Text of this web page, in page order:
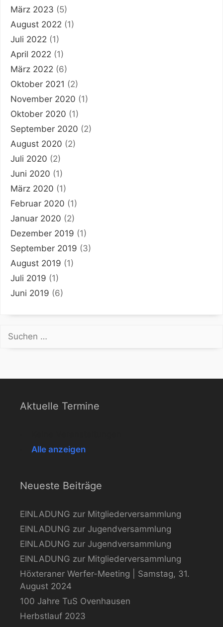
März 2023 (5)
August 2022 (1)
Juli 2022 (1)
April 2022 (1)
März 2022 (6)
Oktober 2021 (2)
November 2020 (1)
Oktober 2020 (1)
September 2020 (2)
August 2020 (2)
Juli 2020 (2)
Juni 2020 (1)
März 2020 (1)
Februar 2020 (1)
Januar 2020 (2)
Dezember 2019 (1)
September 2019 (3)
August 2019 (1)
Juli 2019 (1)
Juni 2019 (6)
Suchen
nach:
Aktuelle Termine
Alle anzeigen
Neueste Beiträge
EINLADUNG zur Mitgliederversammlung
EINLADUNG zur Jugendversammlung
EINLADUNG zur Jugendversammlung
EINLADUNG zur Mitgliederversammlung
Höxteraner Werfer-Meeting | Samstag, 31.
August 2024
100 Jahre TuS Ovenhausen
Herbstlauf 2023